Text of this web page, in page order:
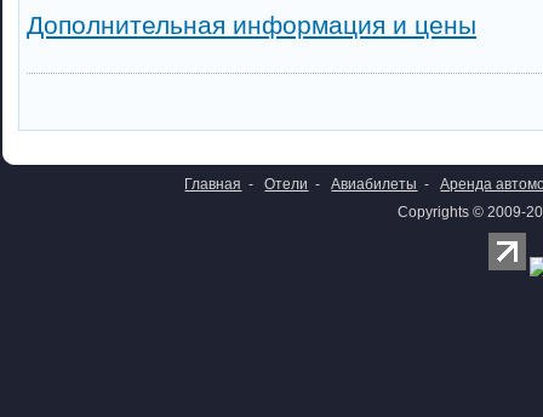
Дополнительная информация и цены
Главная - Отели - Авиабилеты -
Аренда
Copyrights © 2009-